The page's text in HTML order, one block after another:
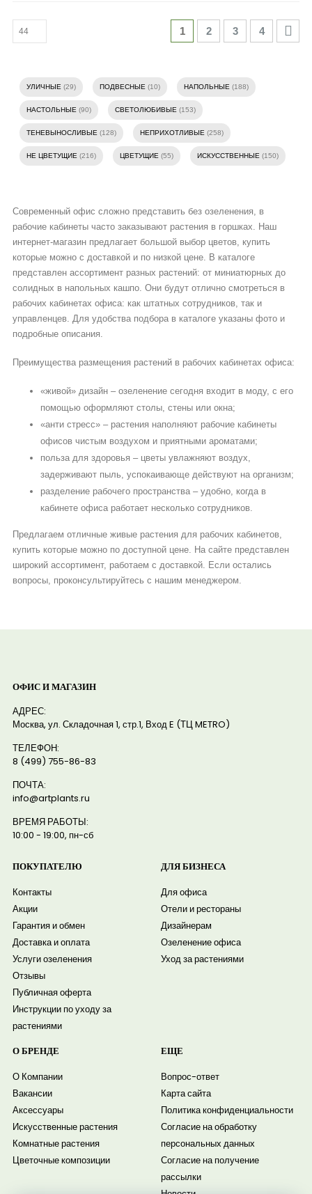
1 2 3 4
УЛИЧНЫЕ (29) ПОДВЕСНЫЕ (10) НАПОЛЬНЫЕ (188)
НАСТОЛЬНЫЕ (90) СВЕТОЛЮБИВЫЕ (153)
ТЕНЕВЫНОСЛИВЫЕ (128) НЕПРИХОТЛИВЫЕ (258)
НЕ ЦВЕТУЩИЕ (216) ЦВЕТУЩИЕ (55) ИСКУССТВЕННЫЕ (150)
Современный офис сложно представить без озеленения, в
рабочие кабинеты часто заказывают растения в горшках. Наш
интернет-магазин предлагает большой выбор цветов, купить
которые можно с доставкой и по низкой цене. В каталоге
представлен ассортимент разных растений: от миниатюрных до
солидных в напольных кашпо. Они будут отлично смотреться в
рабочих кабинетах офиса: как штатных сотрудников, так и
управленцев. Для удобства подбора в каталоге указаны фото и
подробные описания.
Преимущества размещения растений в рабочих кабинетах офиса:
«живой» дизайн – озеленение сегодня входит в моду, с его
помощью оформляют столы, стены или окна;
«анти стресс» – растения наполняют рабочие кабинеты
офисов чистым воздухом и приятными ароматами;
польза для здоровья – цветы увлажняют воздух,
задерживают пыль, успокаивающе действуют на организм;
разделение рабочего пространства – удобно, когда в
кабинете офиса работает несколько сотрудников.
Предлагаем отличные живые растения для рабочих кабинетов,
купить которые можно по доступной цене. На сайте представлен
широкий ассортимент, работаем с доставкой. Если остались
вопросы, проконсультируйтесь с нашим менеджером.
ОФИС И МАГАЗИН
АДРЕС:
Москва, ул. Складочная 1, стр.1, Вход E (ТЦ METRO)
ТЕЛЕФОН:
8 (499) 755-86-83
ПОЧТА:
info@artplants.ru
ВРЕМЯ РАБОТЫ:
10:00 - 19:00, пн-сб
ПОКУПАТЕЛЮ
Контакты
Акции
Гарантия и обмен
Доставка и оплата
Услуги озеленения
Отзывы
Публичная оферта
Инструкции по уходу за
растениями
ДЛЯ БИЗНЕСА
Для офиса
Отели и рестораны
Дизайнерам
Озеленение офиса
Уход за растениями
О БРЕНДЕ
О Компании
Вакансии
Аксессуары
Искусственные растения
Комнатные растения
Цветочные композиции
ЕЩЕ
Вопрос-ответ
Карта сайта
Политика конфиденциальности
Согласие на обработку
персональных данных
Согласие на получение
рассылки